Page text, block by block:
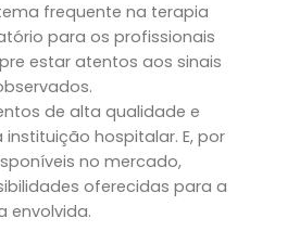
frequente na terapia
para os profissionais
estar atentos aos sinais
de alta qualidade e
hospitalar. E, por
no mercado,
oferecidas para a
envolvida.